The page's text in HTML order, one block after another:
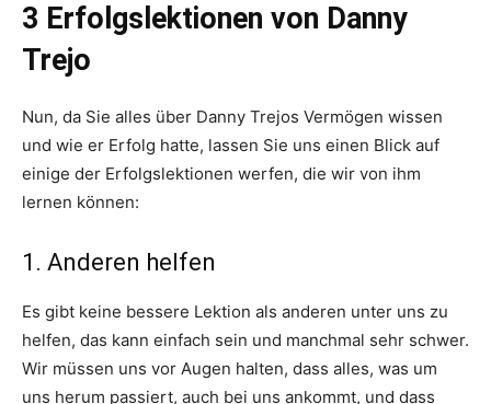
3 Erfolgslektionen von Danny
Trejo
Nun, da Sie alles über Danny Trejos Vermögen wissen
und wie er Erfolg hatte, lassen Sie uns einen Blick auf
einige der Erfolgslektionen werfen, die wir von ihm
lernen können:
1. Anderen helfen
Es gibt keine bessere Lektion als anderen unter uns zu
helfen, das kann einfach sein und manchmal sehr schwer.
Wir müssen uns vor Augen halten, dass alles, was um
uns herum passiert, auch bei uns ankommt, und dass